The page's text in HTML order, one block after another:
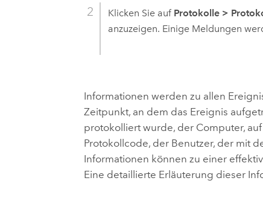
Klicken Sie auf Protokolle >
anzuzeigen. Einige Meldungen
Informationen werden zu allen
Zeitpunkt, an dem das Ereignis
protokolliert wurde, der Computer,
Protokollcode, der Benutzer, der mit
Informationen können zu einer
Eine detaillierte Erläuterung dieser